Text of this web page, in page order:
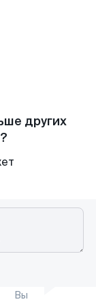
других
Вы